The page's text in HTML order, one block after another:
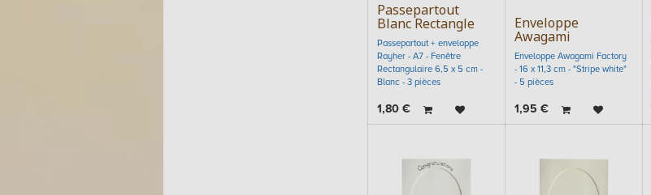
Passepartout
Blanc Rectangle
Passepartout + enveloppe
Rayher - A7 - Fenêtre
Rectangulaire 6,5 x 5 cm -
Blanc - 3 pièces
1,80€
Enveloppe
Awagami
Enveloppe Awagami Factory
- 16 x 11,3 cm - "Stripe white"
- 5 pièces
1,95 €